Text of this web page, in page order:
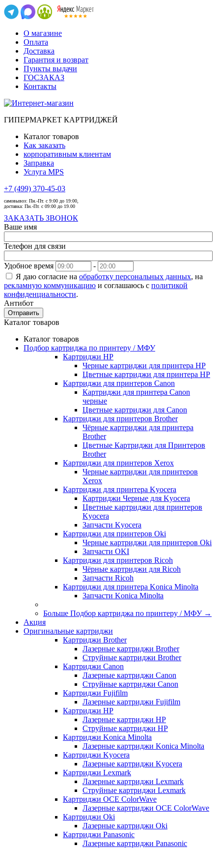
О магазине
Оплата
Доставка
Гарантия и возврат
Пункты выдачи
ГОСЗАКАЗ
Контакты
ГИПЕРМАРКЕТ КАРТРИДЖЕЙ
Каталог товаров
Как заказать
корпоративным клиентам
Заправка
Услуга MPS
+7 (499) 370-45-03
самовывоз: Пн.-Пт. с 9:00 до 19:00,
доставка: Пн.-Пт. с 09:00 до 19.00
ЗАКАЗАТЬ ЗВОНОК
Ваше имя
Телефон для связи
Удобное время
-
Я даю согласие на обработку персональных данных, на
рекламную коммуникацию и соглашаюсь с политикой
конфиденциальности.
Антибот
Отправить
Каталог товаров
Каталог товаров
Подбор картриджа по принтеру / МФУ
Картриджи HP
Черные картриджи для принтера HP
Цветные картриджи для принтера HP
Картриджи для принтеров Сanon
Картриджи для принтера Сanon
черные
Цветные картриджи для Сanon
Картриджи для принтеров Brother
Чёрные картриджи для принтера
Brother
Цветные Картриджи для Принтеров
Brother
Картриджи для принтеров Xerox
Черные картриджи для принтеров
Xerox
Картриджи для принтера Kyocera
Картриджи Черные для Kyocera
Цветные картриджи для принтеров
Kyocera
Запчасти Kyocera
Картриджи для принтеров Oki
Черные картриджи для принтеров Oki
Запчасти OKI
Картриджи для принтеров Ricoh
Чёрные картриджи для Ricoh
Запчасти Ricoh
Картриджи для принтера Konica Minolta
Запчасти Koniсa Minolta
Больше Подбор картриджа по принтеру / МФУ →
Акция
Оригинальные картриджи
Картриджи Brother
Лазерные картриджи Brother
Струйные картриджи Brother
Картриджи Canon
Лазерные картриджи Canon
Струйные картриджи Canon
Картриджи Fujifilm
Лазерные картриджи Fujifilm
Картриджи HP
Лазерные картриджи HP
Струйные картриджи HP
Картриджи Konica Minolta
Лазерные картриджи Konica Minolta
Картриджи Kyocera
Лазерные картриджи Kyocera
Картриджи Lexmark
Лазерные картриджи Lexmark
Струйные картриджи Lexmark
Картриджи OCE ColorWave
Лазерные картриджи OCE ColorWave
Картриджи Oki
Лазерные картриджи Oki
Картриджи Panasonic
Лазерные картриджи Panasonic